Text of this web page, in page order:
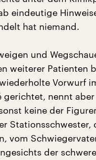
eindeutige
hat niemand.
und
weiterer Patienten
Vorwurf
nennt
keine der
Stationsschwester,
vom
der